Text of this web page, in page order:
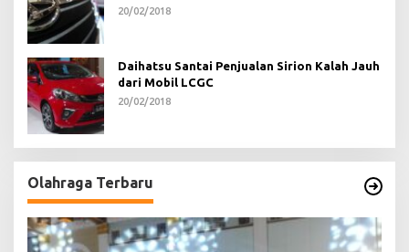
20/02/2018
Daihatsu Santai Penjualan Sirion Kalah Jauh
dari Mobil LCGC
20/02/2018
Olahraga Terbaru